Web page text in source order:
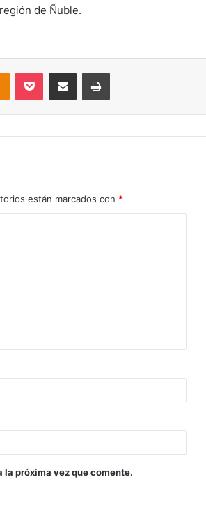
de Ñuble.
están marcados con *
la próxima vez que comente.